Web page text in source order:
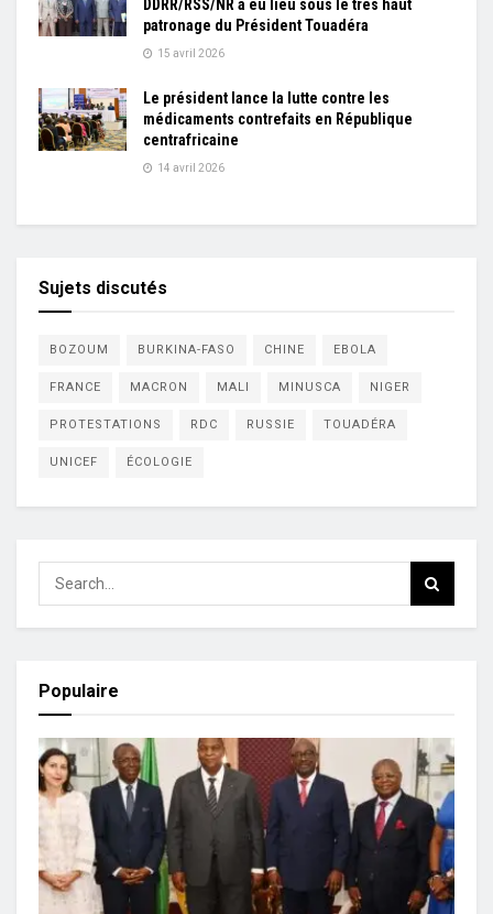
DDRR/RSS/NR a eu lieu sous le très haut
patronage du Président Touadéra
15 avril 2026
Le président lance la lutte contre les
médicaments contrefaits en République
centrafricaine
14 avril 2026
Sujets discutés
BOZOUM BURKINA-FASO CHINE EBOLA
FRANCE MACRON MALI MINUSCA NIGER
PROTESTATIONS RDC RUSSIE TOUADÉRA
UNICEF ÉCOLOGIE
Populaire